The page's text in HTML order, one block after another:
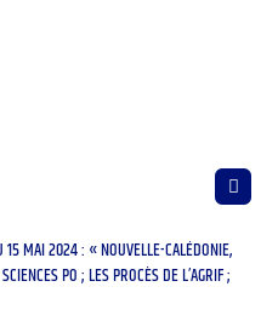
15 MAI 2024 : « NOUVELLE-CALÉDONIE,
PO ; LES PROCÈS DE L’AGRIF ;